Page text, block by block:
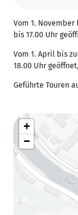
Vom 1. November
bis 17.00 Uhr
Vom 1. April bis
18.00 Uhr
Geführte Touren
+
−